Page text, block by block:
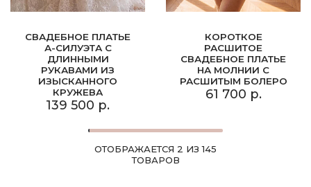
СВАДЕБНОЕ ПЛАТЬЕ
А-СИЛУЭТА С
ДЛИННЫМИ
РУКАВАМИ ИЗ
ИЗЫСКАННОГО
КРУЖЕВА
139 500 р.
КОРОТКОЕ
РАСШИТОЕ
СВАДЕБНОЕ ПЛАТЬЕ
НА МОЛНИИ С
РАСШИТЫМ БОЛЕРО
61 700 р.
ОТОБРАЖАЕТСЯ 2 ИЗ 145
ТОВАРОВ